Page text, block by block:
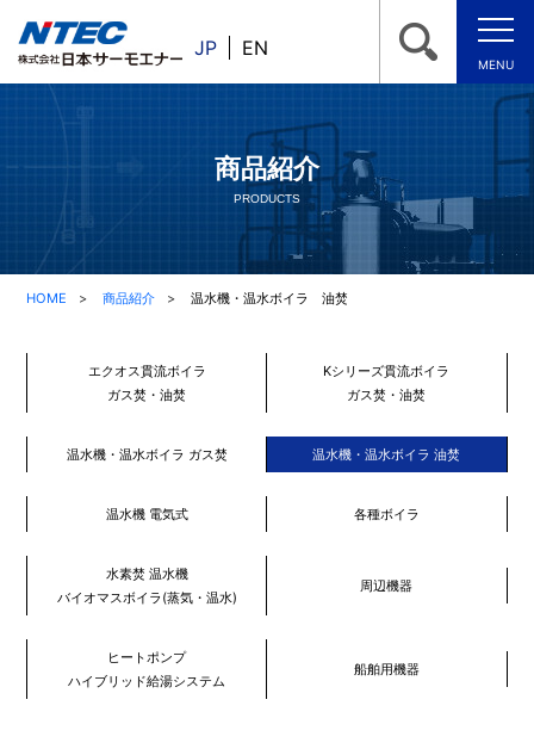
MENU
JP EN
商品紹介
PRODUCTS
HOME 商品紹介 温水機・温水ボイラ 油焚
エクオス貫流ボイラ
ガス焚・油焚
Kシリーズ貫流ボイラ
ガス焚・油焚
温水機・温水ボイラ ガス焚 温水機・温水ボイラ 油焚
温水機 電気式 各種ボイラ
水素焚 温水機
バイオマスボイラ(蒸気・温水)
周辺機器
ヒートポンプ
ハイブリッド給湯システム
船舶用機器